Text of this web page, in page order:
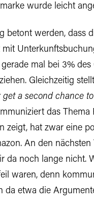
wurde leicht
betont werden, dass
mal bei 3%
Gleichzeitig
get a second chance
das
zeigt, hat zwar eine
An den
da noch lange nicht.
waren, denn
etwa die